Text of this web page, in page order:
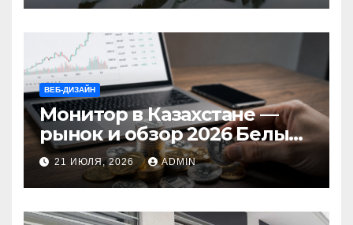
ВЕБ-ДИЗАЙН
Монитор в Казахстане —
рынок и обзор 2026 Белый
Ветер Shop.kz
21 ИЮЛЯ, 2026 ADMIN